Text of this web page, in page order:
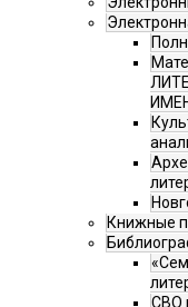
Книжные
СВО